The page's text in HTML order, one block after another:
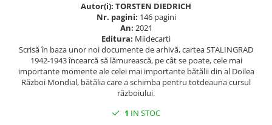
Spiritualitate/Ezoterism
Stiinte/Educatie
Autor(i): TORSTEN DIEDRICH
Nr. pagini: 146 pagini
An: 2021
Editura: Miidecarti
Scrisă în baza unor noi documente de arhivă, cartea STALINGRAD
1942-1943 încearcă să lămurească, pe cât se poate, cele mai
importante momente ale celei mai importante bătălii din al Doilea
Război Mondial, bătălia care a schimba pentru totdeauna cursul
războiului.
1 IN STOC